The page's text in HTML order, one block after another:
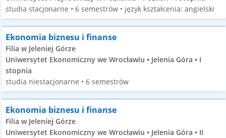
studia stacjonarne • 6 semestrów • język kształcenia: angielski
Ekonomia biznesu i finanse
Filia w Jeleniej Górze
Uniwersytet Ekonomiczny we Wrocławiu • Jelenia Góra • I
stopnia
studia niestacjonarne • 6 semestrów
Ekonomia biznesu i finanse
Filia w Jeleniej Górze
Uniwersytet Ekonomiczny we Wrocławiu • Jelenia Góra • II